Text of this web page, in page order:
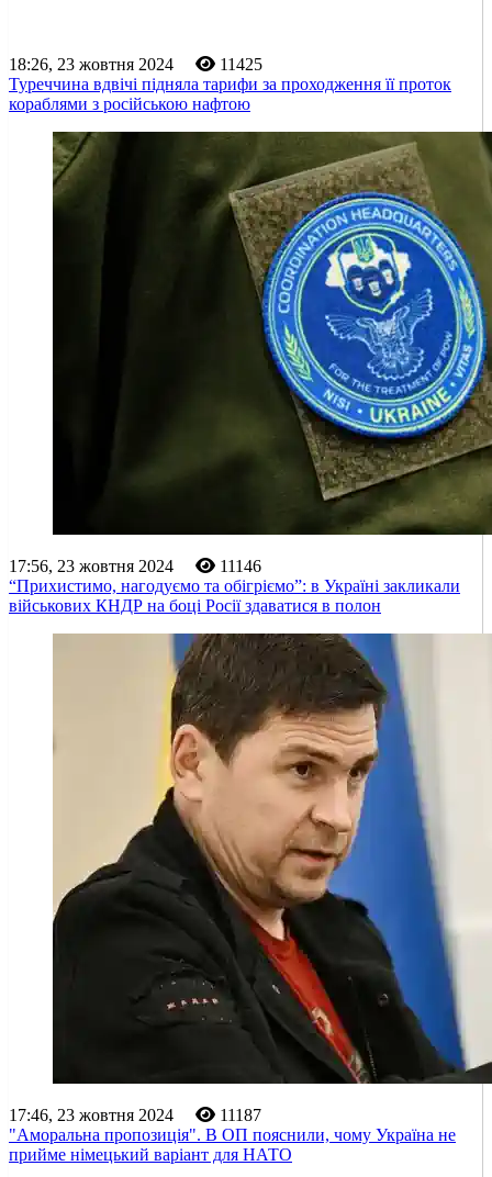
18:26, 23 жовтня 2024
11425
Туреччина вдвічі підняла тарифи за проходження її проток
кораблями з російською нафтою
17:56, 23 жовтня 2024
11146
“Прихистимо, нагодуємо та обігріємо”: в Україні закликали
військових КНДР на боці Росії здаватися в полон
17:46, 23 жовтня 2024
11187
"Аморальна пропозиція". В ОП пояснили, чому Україна не
прийме німецький варіант для НАТО